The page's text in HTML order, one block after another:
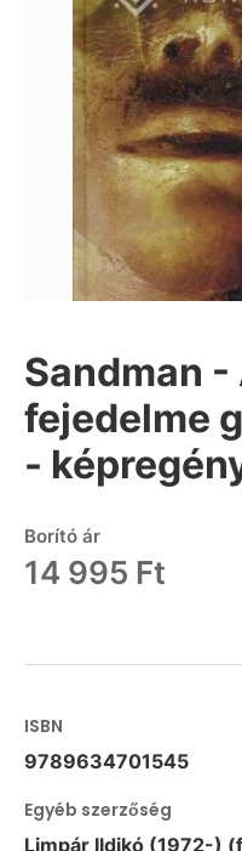
Sandman
fejedelme
-
Borító ár
14 995 Ft
ISBN
9789634701545
Egyéb szerzőség
Limpár Ildikó (1972-)